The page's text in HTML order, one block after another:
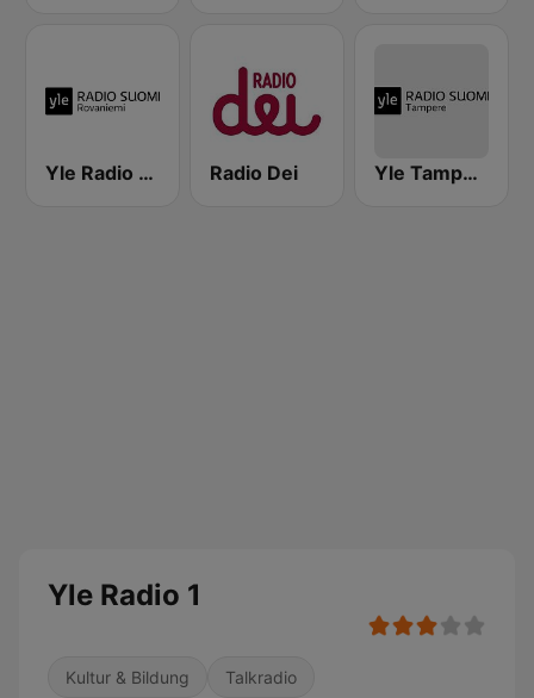
Yle Radio Suomi Rovaniemi Radio Dei Yle Tampere Radio
Yle Radio 1
Kultur & Bildung Talkradio